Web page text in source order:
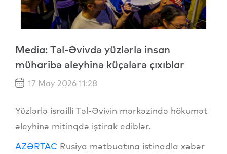
Media: Təl-Əvivdə yüzlərlə insan
müharibə əleyhinə küçələrə çıxıblar
17 May 2026 11:28
Yüzlərlə israilli Təl-Əvivin mərkəzində hökumət
əleyhinə mitinqdə iştirak ediblər.
AZƏRTAC Rusiya mətbuatına istinadla xəbər